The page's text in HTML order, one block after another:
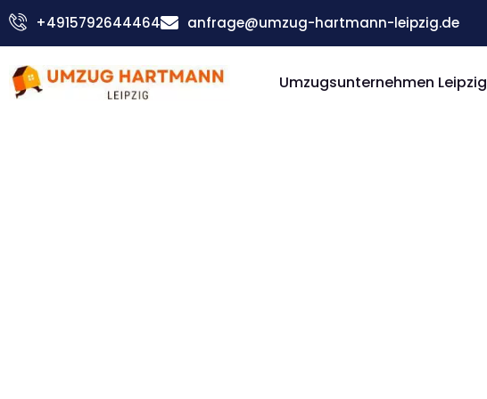
Zum
Inhalt
+4915792644464 anfrage@umzug-hartmann-leipzig.de
Umzugsunternehmen Leipzig